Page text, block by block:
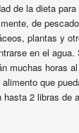
de la dieta para
de
plantas y
en el agua.
muchas horas
que
hasta 2 libras de